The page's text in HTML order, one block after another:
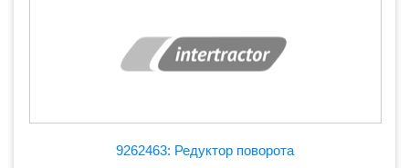
9262463: Редуктор поворота